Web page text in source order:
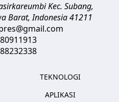
Kec. Subang,
Barat,Indonesia41211
TEKNOLOGI
APLIKASI